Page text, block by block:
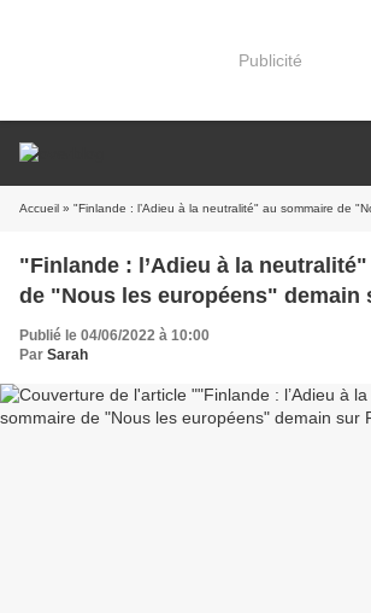
Publicité
Accueil » "Finlande : l’Adieu à la neutralité" au sommaire de "Nous les
"Finlande : l’Adieu à la
de "Nous les européens" demain
Publié le 04/06/2022 à 10:00
Par Sarah